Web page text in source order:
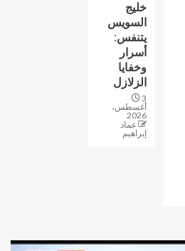
خليج
السويس
يتنفس:
أسرار
وخفايا
الزلازل
3
أغسطس،
2026
عماد
إبراهيم